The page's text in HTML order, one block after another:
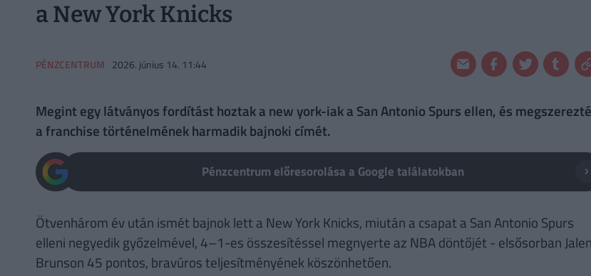
a New York Knicks
PÉNZCENTRUM 2026. június 14. 11:44
Megint egy látványos fordítást hoztak a new york-iak a San Antonio Spurs ellen, és
a franchise történelmének harmadik bajnoki címét.
Pénzcentrum előresorolása a Google találatokban
Ötvenhárom év után ismét bajnok lett a New York Knicks, miután a csapat a San Antonio Spurs
elleni negyedik győzelmével, 4–1-es összesítéssel megnyerte az NBA döntőjét - elsősorban Jalen
Brunson 45 pontos, bravúros teljesítményének köszönhetően.